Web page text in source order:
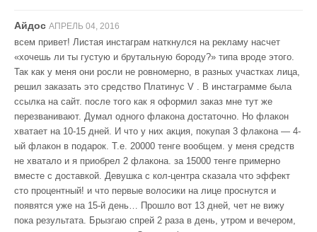
Айдос АПРЕЛЬ 04, 2016
всем привет! Листая инстаграм наткнулся на рекламу насчет
«хочешь ли ты густую и брутальную бороду?» типа вроде этого.
Так как у меня они росли не ровномерно, в разных участках лица,
решил заказать это средство Платинус V . В инстаграмме была
ссылка на сайт. после того как я оформил заказ мне тут же
перезванивают. Думал одного флакона достаточно. Но флакон
хватает на 10-15 дней. И что у них акция, покупая 3 флакона — 4-
ый флакон в подарок. Т.е. 20000 тенге вообщем. у меня средств
не хватало и я приобрел 2 флакона. за 15000 тенге примерно
вместе с доставкой. Девушка с кол-центра сказала что эффект
сто процентный! и что первые волосики на лице проснутся и
появятся уже на 15-й день… Прошло вот 13 дней, чет не вижу
пока результата. Брызгаю спрей 2 раза в день, утром и вечером,